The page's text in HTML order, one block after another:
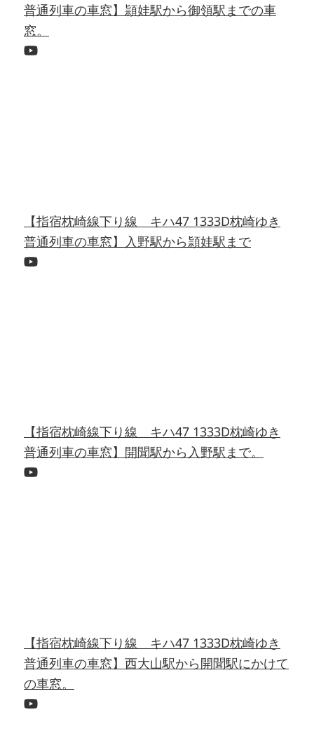
普通列車の車窓】頴娃駅から御領駅までの車
窓。
【指宿枕崎線下り線 キハ47 1333D枕崎ゆき
普通列車の車窓】入野駅から頴娃駅まで
【指宿枕崎線下り線 キハ47 1333D枕崎ゆき
普通列車の車窓】開聞駅から入野駅まで。
【指宿枕崎線下り線 キハ47 1333D枕崎ゆき
普通列車の車窓】西大山駅から開聞駅にかけて
の車窓。